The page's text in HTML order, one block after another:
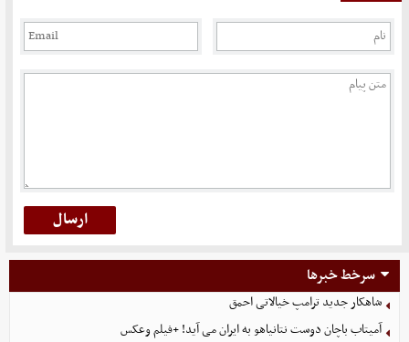
سرخط خبرها
شاهکار جدید ترامپ خیالاتی احمق
آمیتاب باچان دوست نتانیاهو به ایران می آید! +فیلم وعکس